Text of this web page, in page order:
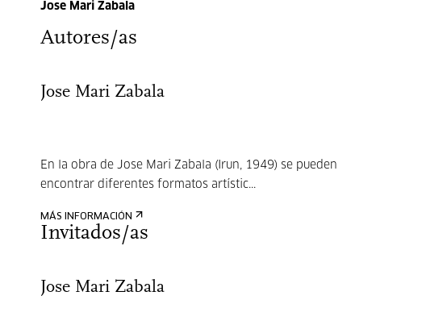
Jose Mari Zabala
Autores/as
Jose Mari Zabala
En la obra de Jose Mari Zabala (Irun, 1949) se pueden
encontrar diferentes formatos artístic...
MÁS INFORMACIÓN
Invitados/as
Jose Mari Zabala